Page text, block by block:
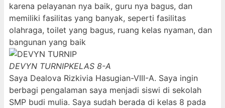
karena pelayanan nya baik, guru nya bagus, dan
memiliki fasilitas yang banyak, seperti fasilitas
olahraga, toilet yang bagus, ruang kelas nyaman, dan
bangunan yang baik
DEVYN TURNIPKELAS 8-A
Saya Dealova Rizkivia Hasugian-VIII-A. Saya ingin
berbagi pengalaman saya menjadi siswi di sekolah
SMP budi mulia. Saya sudah berada di kelas 8 pada